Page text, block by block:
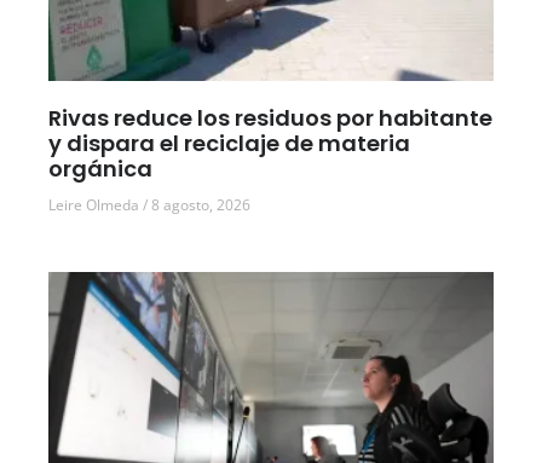
Rivas reduce los residuos por habitante
y dispara el reciclaje de materia
orgánica
Leire Olmeda 8 agosto, 2026